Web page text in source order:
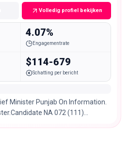
Volledig profiel bekijken
4.07%
Engagementrate
$114-679
Schatting per bericht
Minister Punjab On Information.
NA 072 (111)